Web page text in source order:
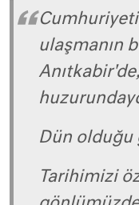
ulaşmanın
Dün olduğu
Tarihimizi